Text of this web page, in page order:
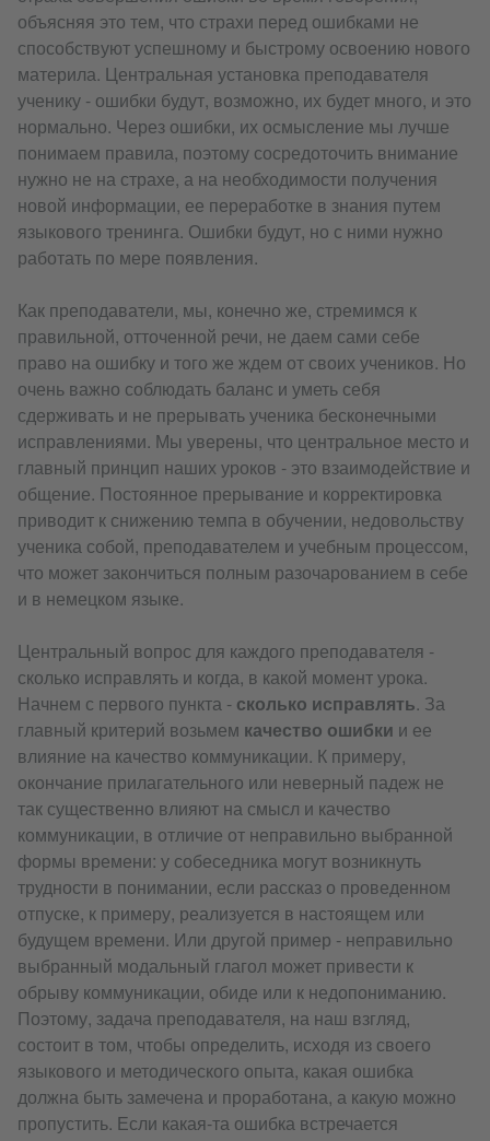
объясняя это тем, что страхи перед ошибками не
способствуют успешному и быстрому освоению нового
материла. Центральная установка преподавателя
ученику - ошибки будут, возможно, их будет много, и это
нормально. Через ошибки, их осмысление мы лучше
понимаем правила, поэтому сосредоточить внимание
нужно не на страхе, а на необходимости получения
новой информации, ее переработке в знания путем
языкового тренинга. Ошибки будут, но с ними нужно
работать по мере появления.
Как преподаватели, мы, конечно же, стремимся к
правильной, отточенной речи, не даем сами себе
право на ошибку и того же ждем от своих учеников. Но
очень важно соблюдать баланс и уметь себя
сдерживать и не прерывать ученика бесконечными
исправлениями. Мы уверены, что центральное место и
главный принцип наших уроков - это взаимодействие и
общение. Постоянное прерывание и корректировка
приводит к снижению темпа в обучении, недовольству
ученика собой, преподавателем и учебным процессом,
что может закончиться полным разочарованием в себе
и в немецком языке.
Центральный вопрос для каждого преподавателя -
сколько исправлять и когда, в какой момент урока.
Начнем с первого пункта - сколько исправлять. За
главный критерий возьмем качество ошибки и ее
влияние на качество коммуникации. К примеру,
окончание прилагательного или неверный падеж не
так существенно влияют на смысл и качество
коммуникации, в отличие от неправильно выбранной
формы времени: у собеседника могут возникнуть
трудности в понимании, если рассказ о проведенном
отпуске, к примеру, реализуется в настоящем или
будущем времени. Или другой пример - неправильно
выбранный модальный глагол может привести к
обрыву коммуникации, обиде или к недопониманию.
Поэтому, задача преподавателя, на наш взгляд,
состоит в том, чтобы определить, исходя из своего
языкового и методического опыта, какая ошибка
должна быть замечена и проработана, а какую можно
пропустить. Если какая-та ошибка встречается